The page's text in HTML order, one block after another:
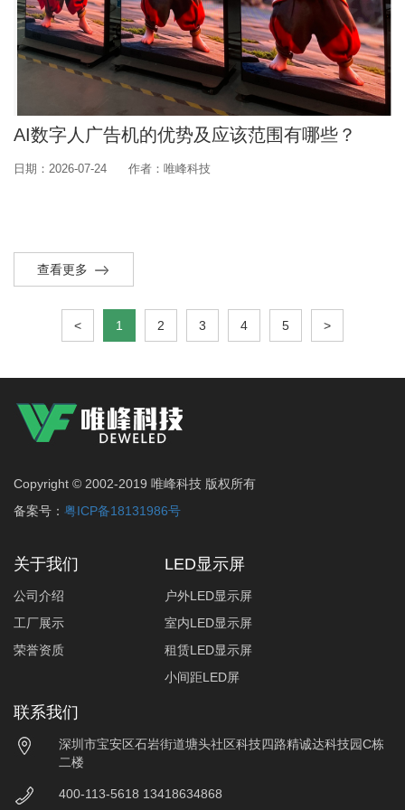
AI数字人广告机的优势及应该范围有哪些？
日期：2026-07-24 作者：唯峰科技
查看更多
< 1 2 3 4 5 >
Copyright © 2002-2019 唯峰科技 版权所有
备案号： 粤ICP备18131986号
关于我们
公司介绍
工厂展示
荣誉资质
LED显示屏
户外LED显示屏
室内LED显示屏
租赁LED显示屏
小间距LED屏
联系我们
深圳市宝安区石岩街道塘头社区科技四路精诚达科技园C栋
二楼
400-113-5618 13418634868